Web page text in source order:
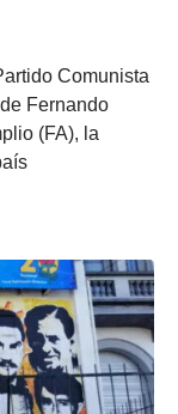
Comunista
Fernando
(FA), la